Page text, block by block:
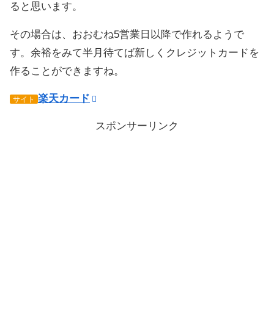
ると思います。
その場合は、おおむね5営業日以降で作れるようで
す。余裕をみて半月待てば新しくクレジットカードを
作ることができますね。
サイト 楽天カード
スポンサーリンク